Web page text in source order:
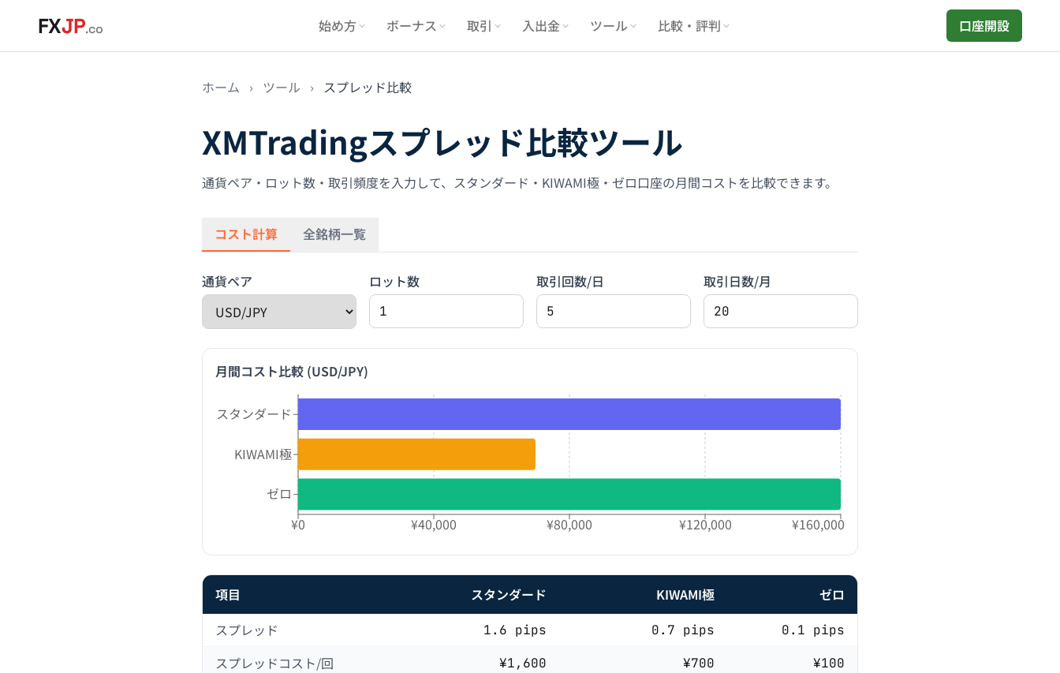
FXJP.co 始め方 ボーナス 取引 入出金 ツール 比較・評判 口座開設
ホーム › ツール › スプレッド比較
XMTradingスプレッド比較ツール
通貨ペア・ロット数・取引頻度を入力して、スタンダード・KIWAMI極・ゼロ口座の月間コストを比較できます。
コスト計算 全銘柄一覧
通貨ペア ロット数 取引回数/日 取引日数/月
月間コスト比較 (USD/JPY)
¥0 ¥40,000 ¥80,000 ¥120,000 ¥160,000
スタンダード
KIWAMI極
ゼロ
項目 スタンダード KIWAMI極
ゼロ
スプレッド
1.6 pips 0.7 pips 0.1 pips
スプレッドコスト/回 ¥1,600 ¥700 ¥100